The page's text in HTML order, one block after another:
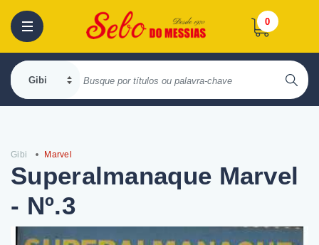
0
Gibi Marvel
Superalmanaque Marvel
- Nº.3